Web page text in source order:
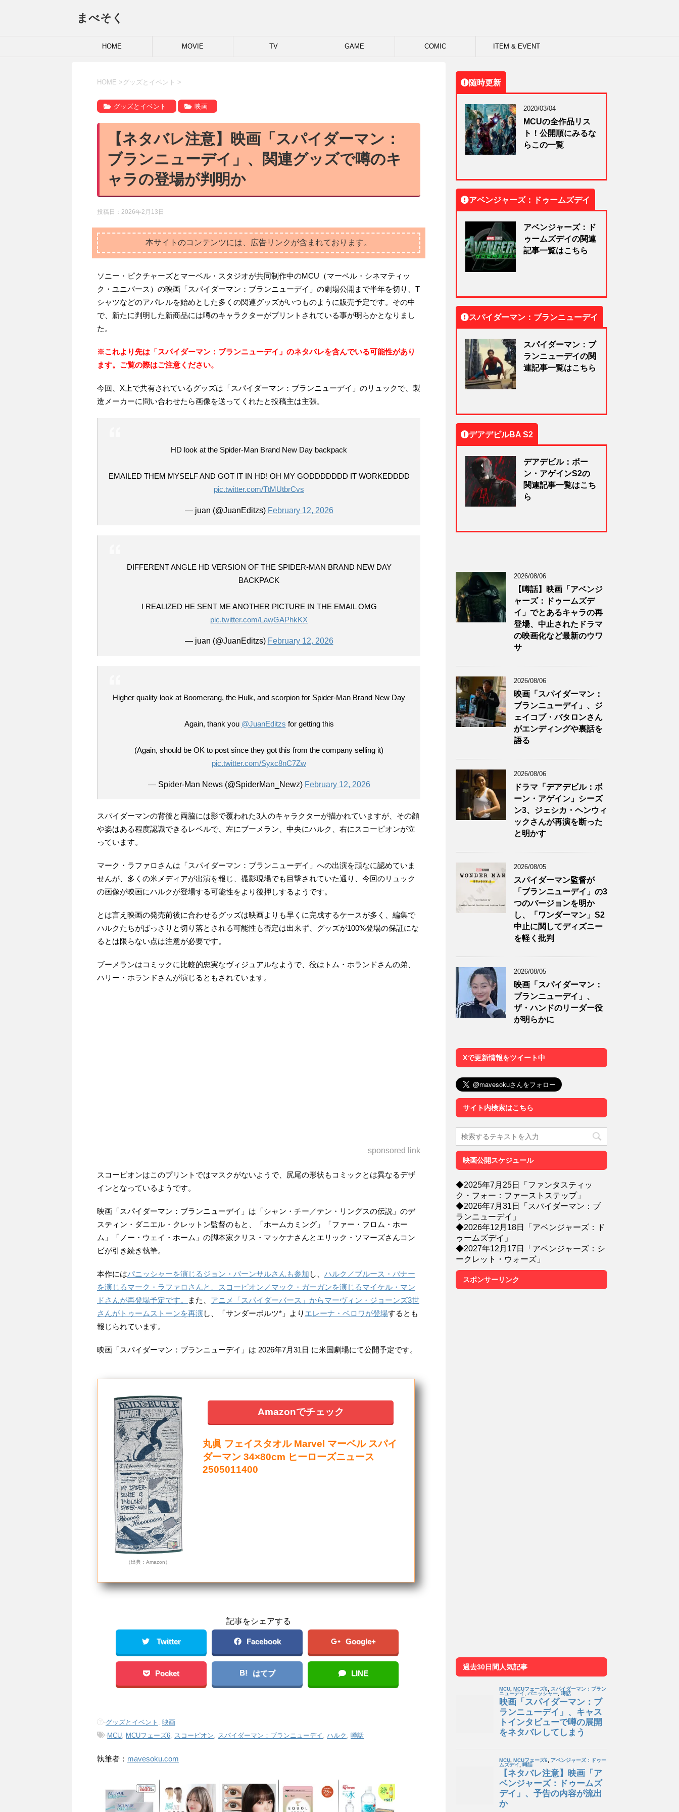
まべそく
HOME MOVIE TV GAME COMIC ITEM & EVENT
HOME > グッズとイベント >
グッズとイベント 映画
【ネタバレ注意】映画「スパイダーマン：
ブランニューデイ」、関連グッズで噂のキ
ャラの登場が判明か
投稿日： 2026年2月13日
本サイトのコンテンツには、広告リンクが含まれております。
ソニー・ピクチャーズとマーベル・スタジオが共同制作中のMCU（マーベル・シネマティッ
ク・ユニバース）の映画「スパイダーマン：ブランニューデイ」の劇場公開まで半年を切り、T
シャツなどのアパレルを始めとした多くの関連グッズがいつものように販売予定です。その中
で、新たに判明した新商品には噂のキャラクターがプリントされている事が明らかとなりまし
た。
※これより先は「スパイダーマン：ブランニューデイ」のネタバレを含んでいる可能性があり
ます。ご覧の際はご注意ください。
今回、X上で共有されているグッズは「スパイダーマン：ブランニューデイ」のリュックで、製
造メーカーに問い合わせたら画像を送ってくれたと投稿主は主張。
HD look at the Spider-Man Brand New Day backpack
EMAILED THEM MYSELF AND GOT IT IN HD! OH MY GODDDDDDD IT WORKEDDDD
pic.twitter.com/TtMUtbrCvs
— juan (@JuanEditzs) February 12, 2026
DIFFERENT ANGLE HD VERSION OF THE SPIDER-MAN BRAND NEW DAY
BACKPACK
I REALIZED HE SENT ME ANOTHER PICTURE IN THE EMAIL OMG
pic.twitter.com/LawGAPhkKX
— juan (@JuanEditzs) February 12, 2026
Higher quality look at Boomerang, the Hulk, and scorpion for Spider-Man Brand New Day
Again, thank you @JuanEditzs for getting this
(Again, should be OK to post since they got this from the company selling it)
pic.twitter.com/Syxc8nC7Zw
— Spider-Man News (@SpiderMan_Newz) February 12, 2026
スパイダーマンの背後と両脇には影で覆われた3人のキャラクターが描かれていますが、その顔
や姿はある程度認識できるレベルで、左にブーメラン、中央にハルク、右にスコーピオンが立
っています。
マーク・ラファロさんは「スパイダーマン：ブランニューデイ」への出演を頑なに認めていま
せんが、多くの米メディアが出演を報じ、撮影現場でも目撃されていた通り、今回のリュック
の画像が映画にハルクが登場する可能性をより後押しするようです。
とは言え映画の発売前後に合わせるグッズは映画よりも早くに完成するケースが多く、編集で
ハルクたちがばっさりと切り落とされる可能性も否定は出来ず、グッズが100%登場の保証にな
るとは限らない点は注意が必要です。
ブーメランはコミックに比較的忠実なヴィジュアルなようで、役はトム・ホランドさんの弟、
ハリー・ホランドさんが演じるともされています。
sponsored link
スコーピオンはこのプリントではマスクがないようで、尻尾の形状もコミックとは異なるデザ
インとなっているようです。
映画「スパイダーマン：ブランニューデイ」は「シャン・チー／テン・リングスの伝説」のデ
スティン・ダニエル・クレットン監督のもと、「ホームカミング」「ファー・フロム・ホー
ム」「ノー・ウェイ・ホーム」の脚本家クリス・マッケナさんとエリック・ソマーズさんコン
ビが引き続き執筆。
本作にはパニッシャーを演じるジョン・バーンサルさんも参加 し、 ハルク／ブルース・バナー
を演じるマーク・ラファロさんと、スコーピオン／マック・ガーガンを演じるマイケル・マン
ドさんが再登場予定です。
また、 アニメ「スパイダーバース」からマーヴィン・ジョーンズ3世
さんがトゥームストーンを再演 し、「サンダーボルツ*」より エレーナ・ベロワが登場するとも
報じられています。
映画「スパイダーマン：ブランニューデイ」は 2026年7月31日 に米国劇場にて公開予定です。
（出典：Amazon）
Amazonでチェック
丸眞 フェイスタオル Marvel マーベル スパイ
ダーマン 34×80cm ヒーローズニュース
2505011400
記事をシェアする
Twitter Facebook Google+
Pocket B! はてブ LINE
-グッズとイベント
映画
-MCU MCUフェーズ6 スコーピオン スパイダーマン：ブランニューデイ ,ハルク ,噂話
執筆者： mavesoku.com
随時更新
2020/03/04
MCUの全作品リス
ト！公開順にみるな
らこの一覧
アベンジャーズ：ドゥームズデイ
アベンジャーズ：ド
ゥームズデイの関連
記事一覧はこちら
スパイダーマン：ブランニューデイ
スパイダーマン：ブ
ランニューデイの関
連記事一覧はこちら
デアデビルBA S2
デアデビル：ボー
ン・アゲインS2の
関連記事一覧はこち
ら
2026/08/06
【噂話】映画「アベンジ
ャーズ：ドゥームズデ
イ」でとあるキャラの再
登場、中止されたドラマ
の映画化など最新のウワ
サ
2026/08/06
映画「スパイダーマン：
ブランニューデイ」、ジ
ェイコブ・バタロンさん
がエンディングや裏話を
語る
2026/08/06
ドラマ「デアデビル：ボ
ーン・アゲイン」シーズ
ン3、ジェシカ・ヘンウィ
ックさんが再演を断った
と明かす
2026/08/05
スパイダーマン監督が
「ブランニューデイ」の3
つのバージョンを明か
し、「ワンダーマン」S2
中止に関してディズニー
を軽く批判
2026/08/05
映画「スパイダーマン：
ブランニューデイ」、
ザ・ハンドのリーダー役
が明らかに
Xで更新情報をツイート中
サイト内検索はこちら
映画公開スケジュール
◆2025年7月25日「ファンタスティッ
ク・フォー：ファーストステップ」
◆2026年7月31日「スパイダーマン：ブ
ランニューデイ」
◆2026年12月18日「アベンジャーズ：ド
ゥームズデイ」
◆2027年12月17日「アベンジャーズ：シ
ークレット・ウォーズ」
スポンサーリンク
過去30日間人気記事